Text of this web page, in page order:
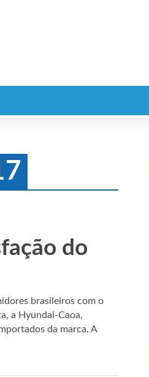
do
brasileiros com o
a Hyundai-Caoa,
da marca. A